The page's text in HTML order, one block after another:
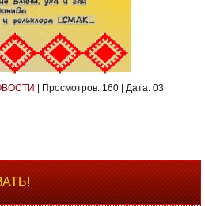
Просмотров: 160 |Дата: 03